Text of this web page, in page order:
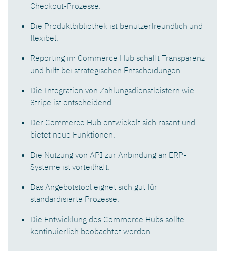
Checkout-Prozesse.
Die Produktbibliothek ist benutzerfreundlich und
flexibel.
Reporting im Commerce Hub schafft Transparenz
und hilft bei strategischen Entscheidungen.
Die Integration von Zahlungsdienstleistern wie
Stripe ist entscheidend.
Der Commerce Hub entwickelt sich rasant und
bietet neue Funktionen.
Die Nutzung von API zur Anbindung an ERP-
Systeme ist vorteilhaft.
Das Angebotstool eignet sich gut für
standardisierte Prozesse.
Die Entwicklung des Commerce Hubs sollte
kontinuierlich beobachtet werden.